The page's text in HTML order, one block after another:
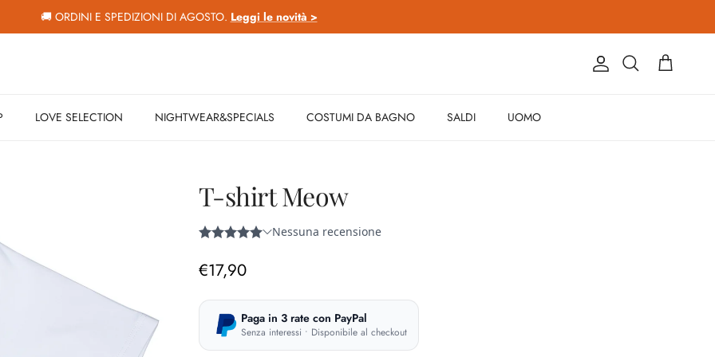
🚚 ORDINI E SPEDIZIONI DI AGOSTO. Leggi le novità >
AccountCerca Carrello
LOVE SELECTION NIGHTWEAR&SPECIALS COSTUMI DA BAGNO SALDI UOMO
T-shirt Meow
Prezzo normale
€17,90
Paga in 3 rate con PayPal
Senza interessi • Disponibile al checkout